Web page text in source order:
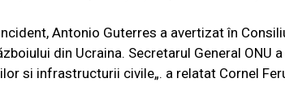
Antonio Guterres a avertizat în
din Ucraina. Secretarul General
si infrastructurii civile„. a relatat Cornel